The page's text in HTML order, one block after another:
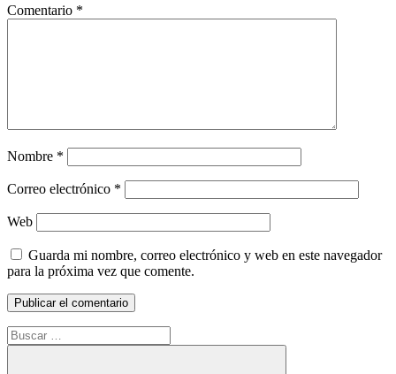
Comentario *
Nombre *
Correo electrónico *
Web
Guarda mi nombre, correo electrónico y web en este navegador
para la próxima vez que comente.
Buscar: